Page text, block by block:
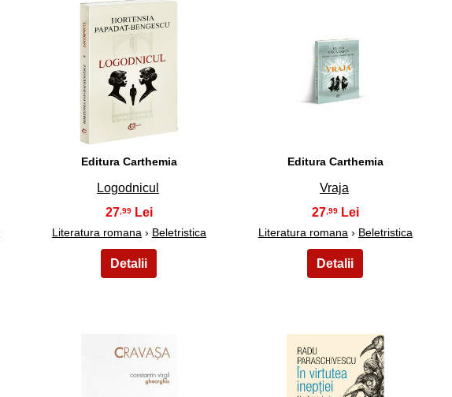
34
Editura Carthemia
Logodnicul
27,99
Literatura romana › Beletristica
35
Editura Carthemia
Vraja
27,99
Literatura romana › Beletristica